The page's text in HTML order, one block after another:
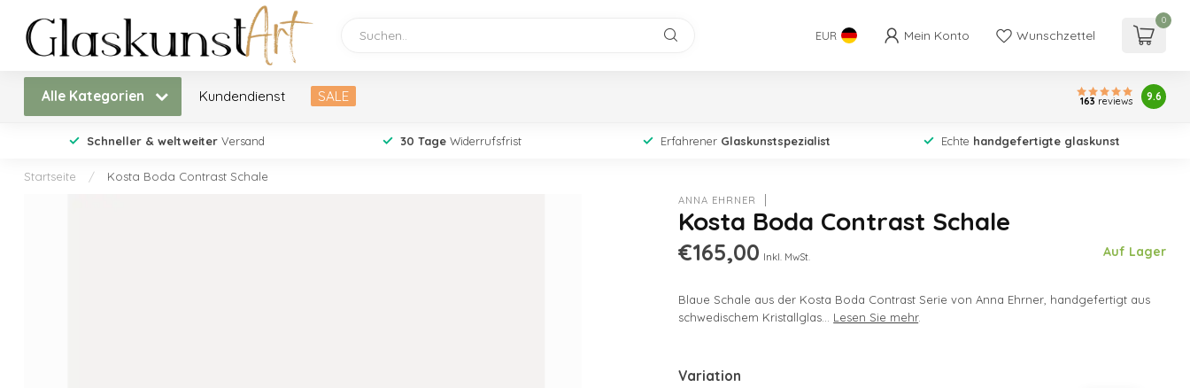
EUR Mein Konto Wunschzettel
0
Alle Kategorien Kundendienst SALE 163 reviews 9.6
Schneller & weltweiterVersand 30 TageWiderrufsfrist Erfahrener Glaskunstspezialist Echte handgefertigte glaskunst
Startseite / Kosta Boda Contrast Schale
ANNA EHRNER
Kosta Boda Contrast Schale
€165,00 Inkl. MwSt. Auf Lager
Blaue Schale aus der Kosta Boda Contrast Serie von Anna Ehrner, handgefertigt aus
schwedischem Kristallglas... Lesen Sie mehr.
Variation